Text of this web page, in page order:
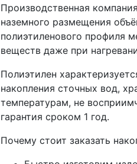
Производственная
наземного размещения
полиэтиленового профиля
веществ даже при
Полиэтилен
накопления сточных вод,
температурам, не
гарантия сроком 1 год.
Почему стоит заказать